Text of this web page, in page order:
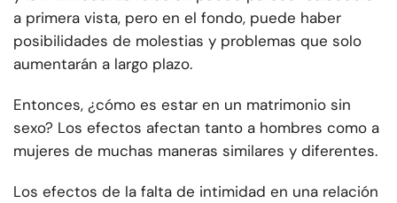
a primera vista, pero en el fondo, puede haber
posibilidades de molestias y problemas que solo
aumentarán a largo plazo.
Entonces, ¿cómo es estar en un matrimonio sin
sexo? Los efectos afectan tanto a hombres como a
mujeres de muchas maneras similares y diferentes.
Los efectos de la falta de intimidad en una relación